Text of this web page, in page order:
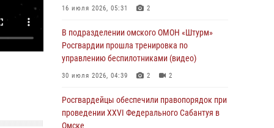
Росгвардия обеспечила безопасность
Победы» в Омске
29 июля 2026, 01:49 2
Росгвардейцы приняли участие в крестном
28 июля 2026, 01:44 6
16 июля 2026, 05:31 2
В подразделении омского ОМОН «Штурм»
Росгвардии прошла тренировка по
управлению беспилотниками (видео)
30 июля 2026, 04:39 2 2
Росгвардейцы обеcпечили правопорядок при
проведении XXVI Федерального Сабантуя в
Омске